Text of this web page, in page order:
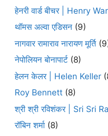
हेनरी वार्ड बीचर | Henry
थॉमस अल्वा एडिसन (9)
नागवार रामाराव नारायण मूर्ति
नेपोलियन बोनापार्ट (8)
हेलन केलर | Helen Keller
Roy Bennett (8)
श्री श्री रविशंकर | Sri Sri
रॉबिन शर्मा (8)